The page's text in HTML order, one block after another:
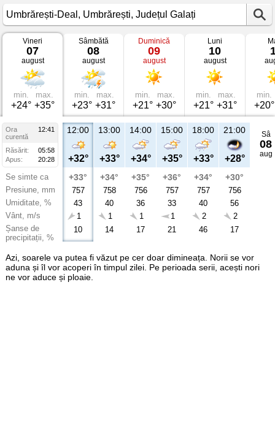
Vremea
Umbrărești-
Deal
Umbrărești,
Județul
Galați
Vineri
07
august
min.
+24°
max.
+35°
Sâmbătă
08
august
min.
+23°
max.
+31°
Duminică
09
august
min.
+21°
max.
+30°
Luni
10
august
min.
+21°
max.
+31°
min.
+20°
Ora
12:41
curentă
Răsărit:
05:58
Apus:
20:28
Se simte ca
Presiune, mm
Umiditate, %
Vânt, m/s
Șanse de
precipitații, %
12:00
+32°
+33°
757
43
1
10
13:00
+33°
+34°
758
40
1
14
14:00
+34°
+35°
756
36
1
17
15:00
+35°
+36°
757
33
1
21
18:00
+33°
+34°
757
40
2
46
21:00
+28°
+30°
756
56
2
17
Sâ
08
aug
Azi, soarele va putea fi văzut pe cer doar dimineața. Norii se vor
aduna și îl vor acoperi în timpul zilei. Pe perioada serii, acești nori
ne vor aduce și ploaie.